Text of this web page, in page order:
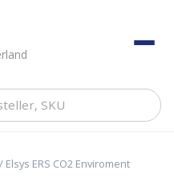
/ Elsys ERS CO2 Enviroment